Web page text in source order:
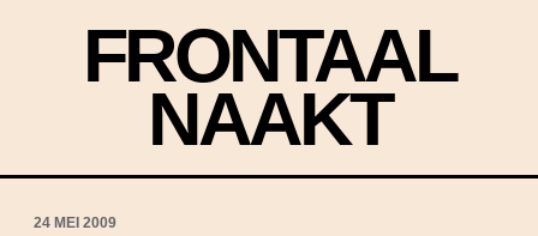
FRONTAAL
NAAKT
24 MEI 2009